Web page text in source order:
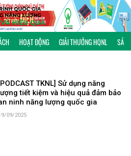
HOẠT ĐỘNG GIẢI THƯỞNG HQNL SẢN
XÂY DỰNG
TKNL] Sử dụng năng
tiết kiệm và hiệu quả đảm bảo
ninh năng lượng quốc gia
09/2025